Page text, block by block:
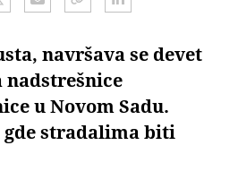
navršava se devet
nadstrešnice
u Novom Sadu.
gde stradalima biti